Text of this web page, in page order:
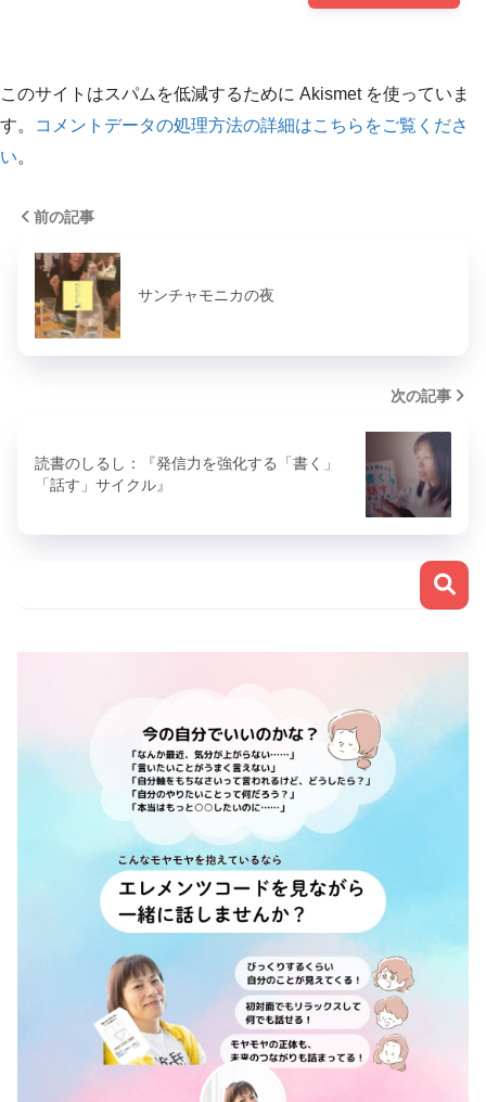
https://twitter.com/hiroko_sawaragi
このサイトはスパムを低減するために Akismet を使っていま
す。
コメントデータの処理方法の詳細はこちらをご覧くださ
い。
前の記事
サンチャモニカの夜
次の記事
読書のしるし：『発信力を強化する「書く」
「話す」サイクル』